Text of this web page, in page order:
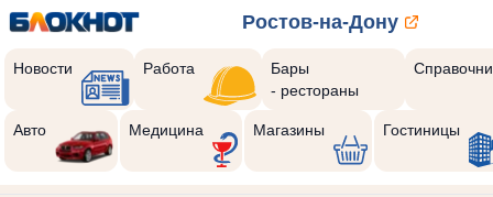
Ростов-на-Дону
Новости Работа
Бары
- рестораны
Авто Медицина Магазины Гостиницы